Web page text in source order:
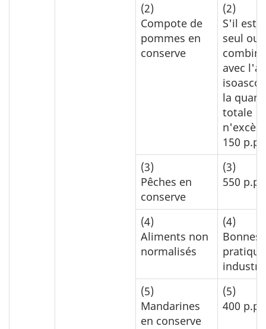
(2)
Compote de
pommes en
conserve
(2)
S'il est
seul ou
avec
la
totale
150
(3)
Pêches en
conserve
(3)
550
(4)
Aliments non
normalisés
(4)
Bonnes
(5)
Mandarines
en conserve
(5)
400